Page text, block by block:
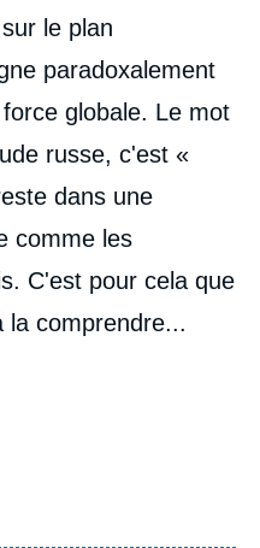
le plan
paradoxalement
globale. Le mot
russe, c'est «
dans une
comme les
C'est pour cela que
la comprendre...